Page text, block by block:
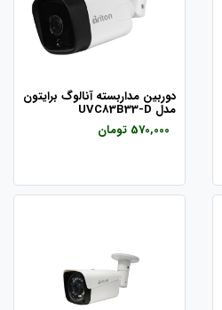
دوربین مداربسته آنالوگ برایتون
مدل UVC83B33-D
570,000 تومان